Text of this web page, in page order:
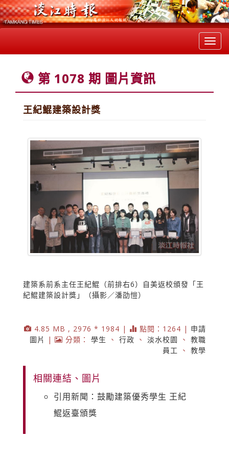
第 1078 期 圖片資訊
王紀鯤建築設計獎
建築系前系主任王紀鯤（前排右6）自美返校頒發「王
紀鯤建築設計獎」（攝影／潘劭愷）
4.85 MB , 2976 * 1984 | 點閱：1264 | 申請
圖片
| 分類： 學生 、 行政 、 淡水校園 、 教職
員工
、 教學
相關連結、圖片
引用新聞：鼓勵建築優秀學生 王紀
鯤返臺頒獎